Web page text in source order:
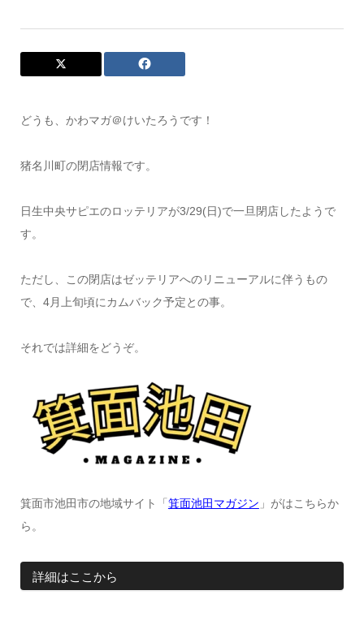
どうも、かわマガ＠けいたろうです！
猪名川町の閉店情報です。
日生中央サピエのロッテリアが3/29(日)で一旦閉店したようで
す。
ただし、この閉店はゼッテリアへのリニューアルに伴うもの
で、4月上旬頃にカムバック予定との事。
それでは詳細をどうぞ。
箕面市池田市の地域サイト「 箕面池田マガジン 」がはこちらか
ら。
詳細はここから